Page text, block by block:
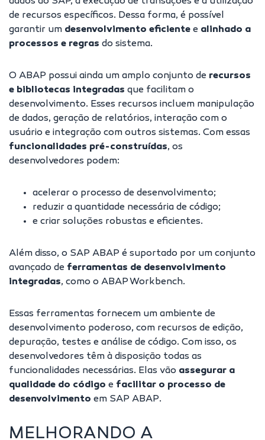
de recursos específicos. Dessa forma, é possível
garantir um desenvolvimento eficiente e alinhado a
processos e regras do sistema.
O ABAP possui ainda um amplo conjunto de recursos
e bibliotecas integradas que facilitam o
desenvolvimento. Esses recursos incluem manipulação
de dados, geração de relatórios, interação com o
usuário e integração com outros sistemas. Com essas
funcionalidades pré-construídas, os
desenvolvedores podem:
acelerar o processo de desenvolvimento;
reduzir a quantidade necessária de código;
e criar soluções robustas e eficientes.
Além disso, o SAP ABAP é suportado por um conjunto
avançado de ferramentas de desenvolvimento
integradas, como o ABAP Workbench.
Essas ferramentas fornecem um ambiente de
desenvolvimento poderoso, com recursos de edição,
depuração, testes e análise de código. Com isso, os
desenvolvedores têm à disposição todas as
funcionalidades necessárias. Elas vão assegurar a
qualidade do código e facilitar o processo de
desenvolvimento em SAP ABAP.
MELHORANDO A